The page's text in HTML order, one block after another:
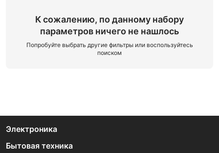
К сожалению, по данному набору
параметров ничего не нашлось
Попробуйте выбрать другие фильтры или воспользуйтесь
поиском
Электроника
Бытовая техника